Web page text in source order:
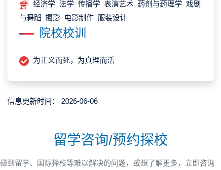
经济学 法学 传播学 表演艺术 药剂与药理学 戏剧
与舞蹈 摄影 电影制作 服装设计
院校校训
为正义而死，为真理而活
信息更新时间： 2026-06-06
留学咨询/预约探校
碰到留学、国际择校等难以解决的问题，或想了解更多，立即咨询